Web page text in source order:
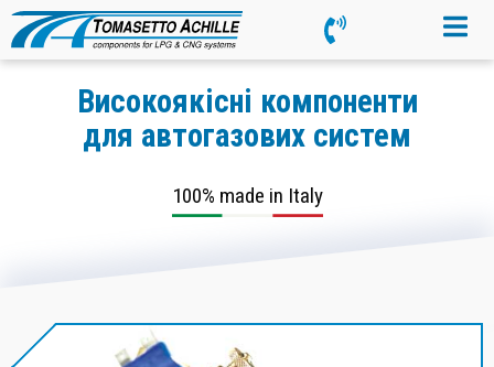
Високоякісні компоненти
для автогазових систем
100% made in Italy